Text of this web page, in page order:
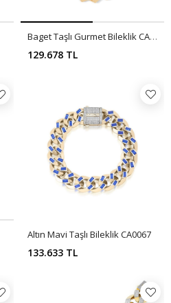
Baget Taşlı Gurmet Bileklik CA0069
129.678 TL
Altın Mavi Taşlı Bileklik CA0067
133.633 TL